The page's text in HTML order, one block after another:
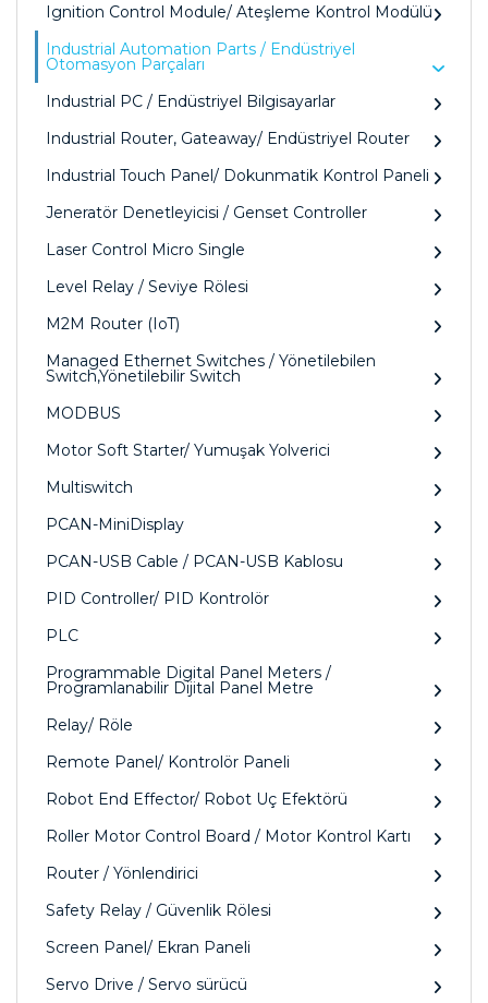
Ignition Control Module/ Ateşleme Kontrol Modülü
Industrial Automation Parts / Endüstriyel
Otomasyon Parçaları
Industrial PC / Endüstriyel Bilgisayarlar
Industrial Router, Gateaway/ Endüstriyel Router
Industrial Touch Panel/ Dokunmatik Kontrol Paneli
Jeneratör Denetleyicisi / Genset Controller
Laser Control Micro Single
Level Relay / Seviye Rölesi
M2M Router (IoT)
Managed Ethernet Switches / Yönetilebilen
Switch,Yönetilebilir Switch
MODBUS
Motor Soft Starter/ Yumuşak Yolverici
Multiswitch
PCAN-MiniDisplay
PCAN-USB Cable / PCAN-USB Kablosu
PID Controller/ PID Kontrolör
PLC
Programmable Digital Panel Meters /
Programlanabilir Dijital Panel Metre
Relay/ Röle
Remote Panel/ Kontrolör Paneli
Robot End Effector/ Robot Uç Efektörü
Roller Motor Control Board / Motor Kontrol Kartı
Router / Yönlendirici
Safety Relay / Güvenlik Rölesi
Screen Panel/ Ekran Paneli
Servo Drive / Servo sürücü